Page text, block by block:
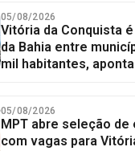
05/08/2026
Vitória da Conquista
da Bahia entre
mil habitantes,
05/08/2026
MPT abre seleção
com vagas para